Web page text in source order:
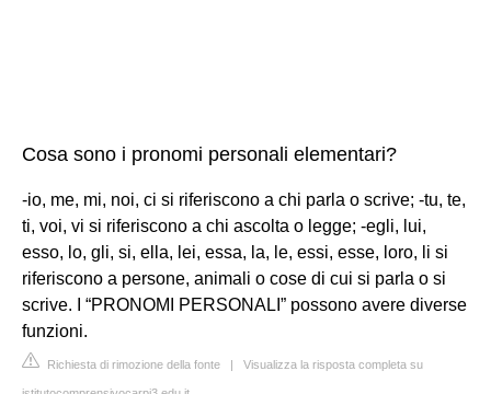
Cosa sono i pronomi personali elementari?
-io, me, mi, noi, ci si riferiscono a chi parla o scrive; -tu, te,
ti, voi, vi si riferiscono a chi ascolta o legge; -egli, lui,
esso, lo, gli, si, ella, lei, essa, la, le, essi, esse, loro, li si
riferiscono a persone, animali o cose di cui si parla o si
scrive. I “PRONOMI PERSONALI” possono avere diverse
funzioni.
Richiesta di rimozione della fonte | Visualizza la risposta completa su